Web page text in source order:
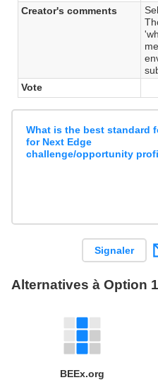
Creator's comments
Vote
What is the best standard
for Next Edge
challenge/opportunity
Signaler
Alternatives à Option 1
BEEx.org